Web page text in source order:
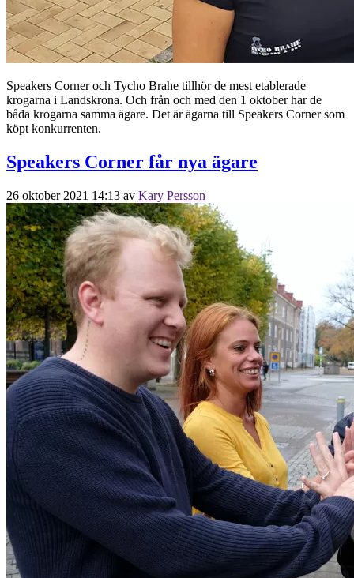
Speakers Corner och Tycho Brahe tillhör de mest etablerade
krogarna i Landskrona. Och från och med den 1 oktober har de
båda krogarna samma ägare. Det är ägarna till Speakers Corner som
köpt konkurrenten.
Speakers Corner får nya ägare
26 oktober 2021 14:13 av Kary Persson